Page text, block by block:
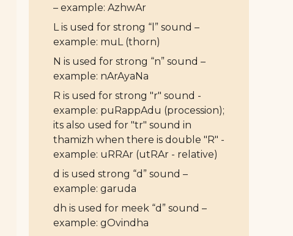
– example: AzhwAr
L is used for strong “l” sound –
example: muL (thorn)
N is used for strong “n” sound –
example: nArAyaNa
R is used for strong "r" sound -
example: puRappAdu (procession);
its also used for "tr" sound in
thamizh when there is double "R" -
example: uRRAr (utRAr - relative)
d is used strong “d” sound –
example: garuda
dh is used for meek “d” sound –
example: gOvindha